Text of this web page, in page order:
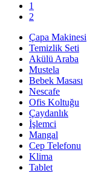
1
2
Çapa Makinesi
Temizlik Seti
Akülü Araba
Mustela
Bebek Masası
Nescafe
Ofis Koltuğu
Çaydanlık
İşlemci
Mangal
Cep Telefonu
Klima
Tablet